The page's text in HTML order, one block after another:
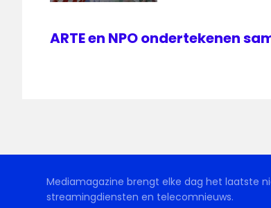
ARTE en NPO ondertekenen
Mediamagazine brengt elke dag het laatste
streamingdiensten en telecomnieuws.